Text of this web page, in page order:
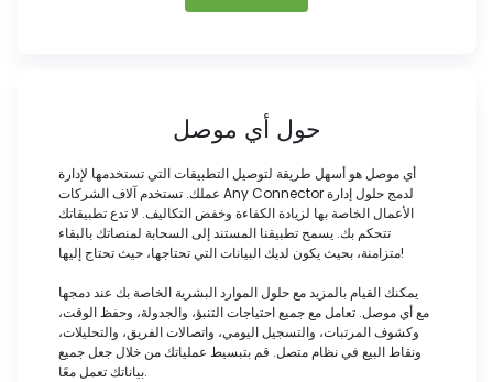
حول أي موصل
أي موصل هو أسهل طريقة لتوصيل التطبيقات التي تستخدمها لإدارة
عملك. تستخدم آلاف الشركات Any Connector لدمج حلول إدارة
الأعمال الخاصة بها لزيادة الكفاءة وخفض التكاليف. لا تدع تطبيقاتك
تتحكم بك. يسمح تطبيقنا المستند إلى السحابة لمنصاتك بالبقاء
متزامنة، بحيث يكون لديك البيانات التي تحتاجها، حيث تحتاج إليها!
يمكنك القيام بالمزيد مع حلول الموارد البشرية الخاصة بك عند دمجها
مع أي موصل. تعامل مع جميع احتياجات التنبؤ، والجدولة، وحفظ الوقت،
وكشوف المرتبات، والتسجيل اليومي، واتصالات الفريق، والتحليلات،
ونقاط البيع في نظام متصل. قم بتبسيط عملياتك من خلال جعل جميع
بياناتك تعمل معًا.